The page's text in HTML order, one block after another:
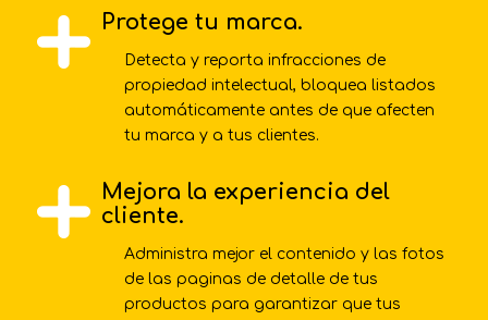
Protege tu marca.
Detecta y reporta infracciones de
propiedad intelectual, bloquea listados
automáticamente antes de que afecten
tu marca y a tus clientes.
Mejora la experiencia del
cliente.
Administra mejor el contenido y las fotos
de las paginas de detalle de tus
productos para garantizar que tus